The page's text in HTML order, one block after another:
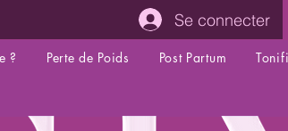
Se connecter
? Perte de Poids Post Partum